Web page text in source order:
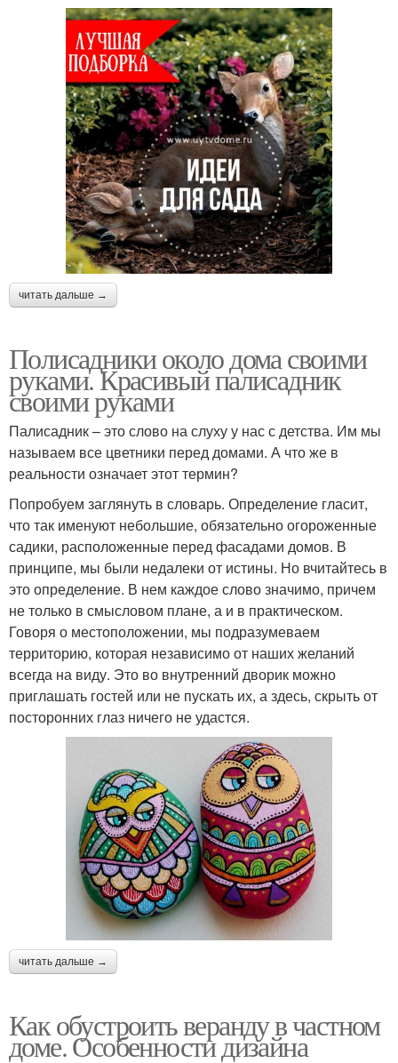
читать дальше →
Полисадники около дома своими
руками. Красивый палисадник
своими руками
Палисадник – это слово на слуху у нас с детства. Им мы
называем все цветники перед домами. А что же в
реальности означает этот термин?
Попробуем заглянуть в словарь. Определение гласит,
что так именуют небольшие, обязательно огороженные
садики, расположенные перед фасадами домов. В
принципе, мы были недалеки от истины. Но вчитайтесь в
это определение. В нем каждое слово значимо, причем
не только в смысловом плане, а и в практическом.
Говоря о местоположении, мы подразумеваем
территорию, которая независимо от наших желаний
всегда на виду. Это во внутренний дворик можно
приглашать гостей или не пускать их, а здесь, скрыть от
посторонних глаз ничего не удастся.
читать дальше →
Как обустроить веранду в частном
доме. Особенности дизайна